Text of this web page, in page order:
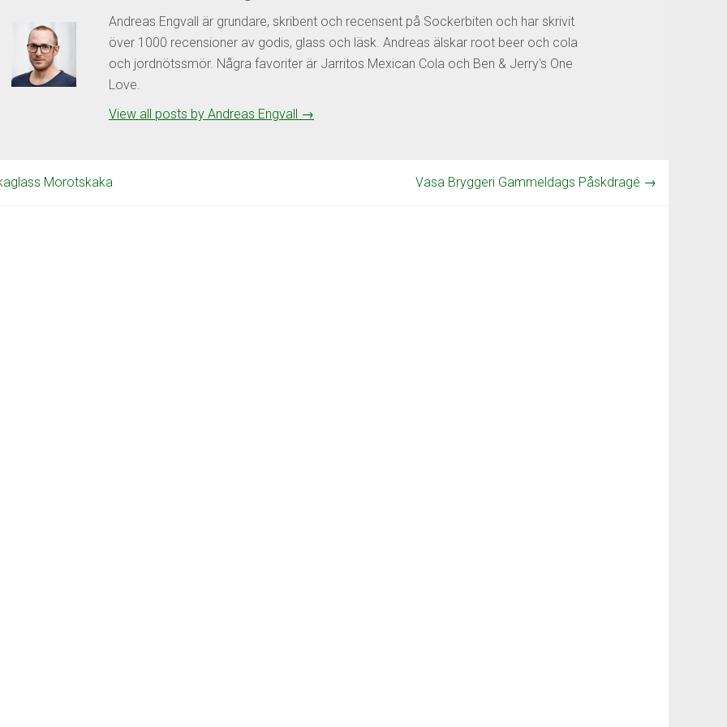
Andreas Engvall är grundare, skribent och recensent på Sockerbiten och har skrivit
över 1000 recensioner av godis, glass och läsk. Andreas älskar root beer och cola
och jordnötssmör. Några favoriter är Jarritos Mexican Cola och Ben & Jerry's One
Love.
View all posts by Andreas Engvall →
Morotskaka Vasa Bryggeri Gammeldags Påskdragé →